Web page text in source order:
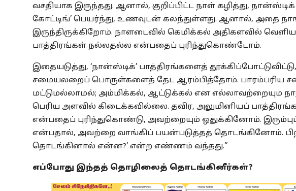
வசதியாக இருந்தது. ஆனால், குறிப்பிட்ட நாள் கழித்து,
கோட்டிங்’ பெயர்ந்து, உணவுடன் கலந்துள்ளது. ஆனால், அதை
இருந்திருக்கிறோம். நாளடைவில் கெமிக்கல் அதிகளவில்
பாத்திரங்கள் நல்லதல்ல என்பதைப் புரிந்துகொண்டோம்.
இதையடுத்து, ‘நான்ஸ்டிக்’ பாத்திரங்களைத்
சமையலறைப் பொருள்களைத் தேட ஆரம்பித்தோம். பாரம்பரிய
மட்டுமல்லாமல்; அம்மிக்கல், ஆட்டுக்கல் என எல்லாவற்றையும்
பெரிய அளவில் கிடைக்கவில்லை. தவிர, அலுமினியப்
என்பதைப் புரிந்துகொண்டு, அவற்றையும் ஒதுக்கினோம்.
என்பதால், அவற்றை வாங்கிப் பயன்படுத்தத் தொடங்கினோம்.
தொடங்கினால் என்ன?’ என்ற எண்ணம் வந்தது.’’
எப்போது இந்தத் தொழிலைத் தொடங்கினீர்கள்?